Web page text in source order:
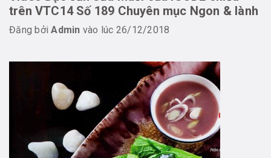
trên VTC14 Số 189 Chuyên mục Ngon & lành
Đăng bởiAdmin vào lúc 26/12/2018